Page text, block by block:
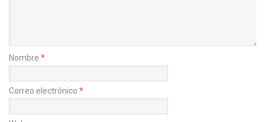
Nombre *
Correo electrónico *